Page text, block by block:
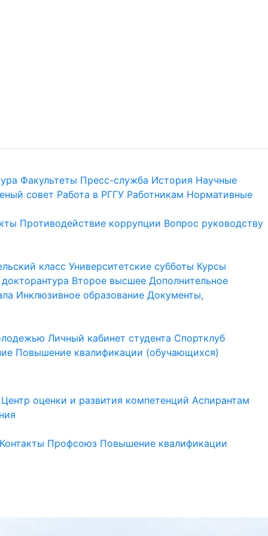
Факультеты Пресс-служба История Научные
совет Работа в РГГУ Работникам Нормативные
Противодействие коррупции Вопрос руководству
класс Университетские субботы Курсы
Второе высшее Дополнительное
Инклюзивное образование Документы,
Личный кабинет студента Спортклуб
Повышение квалификации (обучающихся)
Центр оценки и развития компетенций Аспирантам
Контакты Профсоюз Повышение квалификации